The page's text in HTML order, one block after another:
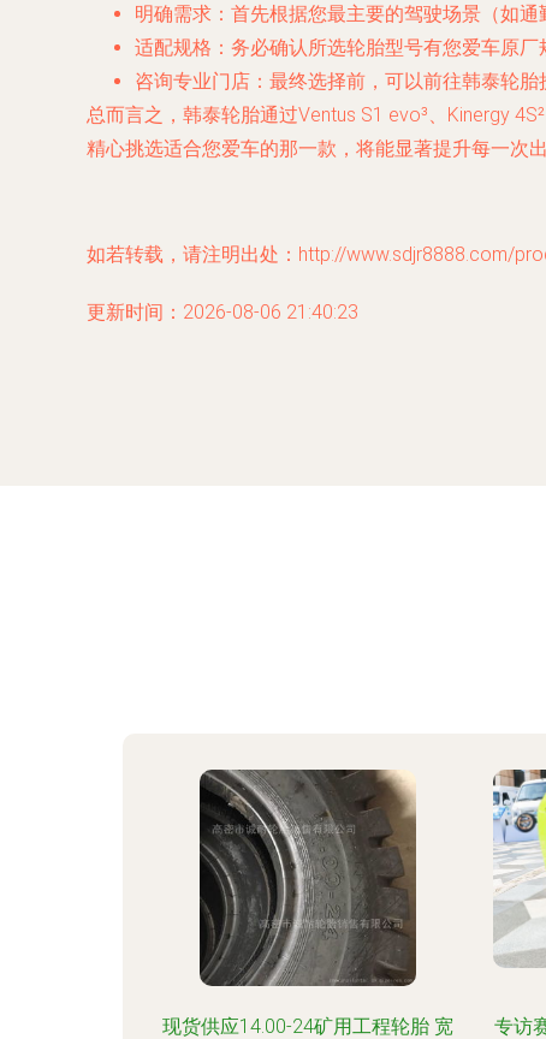
明确需求 ：首先根据您最主要的驾驶场景（如
适配规格 ：务必确认所选轮胎型号有您爱车原
咨询专业门店 ：最终选择前，可以前往韩泰轮
总而言之，韩泰轮胎通过Ventus S1 evo³、Kinergy
精心挑选适合您爱车的那一款，将能显著提升每一次
如若转载，请注明出处：http://www.sdjr8888.com/
更新时间：2026-08-06 21:40:23
现货供应14.00-24矿用工程轮胎 宽
专访